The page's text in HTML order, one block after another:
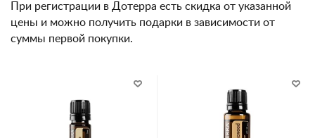
При регистрации в Дотерра есть скидка от указанной
цены и можно получить подарки в зависимости от
суммы первой покупки.